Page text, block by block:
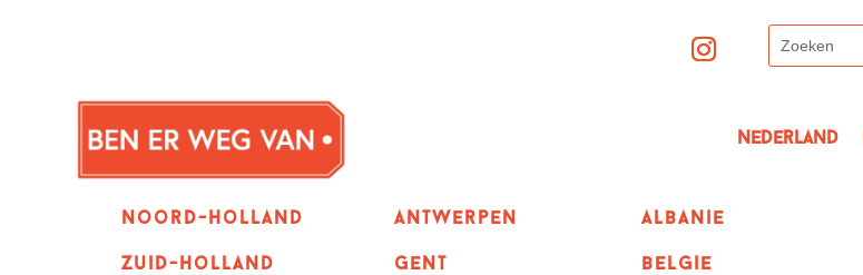
Nederland
Noord-holland
zuid-holland
Antwerpen
GENT
albanie
belgie